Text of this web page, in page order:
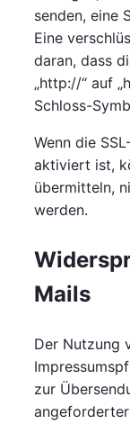
senden, eine
Eine
daran, dass
„http://“ auf
Schloss-
Wenn die
aktiviert ist,
übermitteln,
werden.
Mails
Der Nutzung
zur